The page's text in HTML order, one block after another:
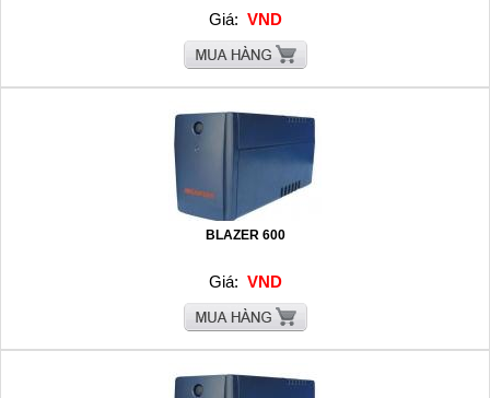
Giá: VND
BLAZER 600
Giá: VND